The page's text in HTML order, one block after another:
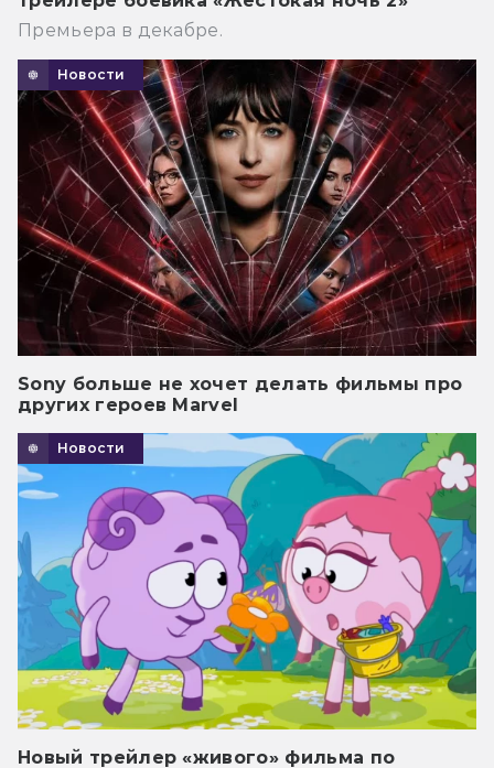
Премьера в декабре.
Новости
Sony больше не хочет делать фильмы про
других героев Marvel
Новости
Новый трейлер «живого» фильма по